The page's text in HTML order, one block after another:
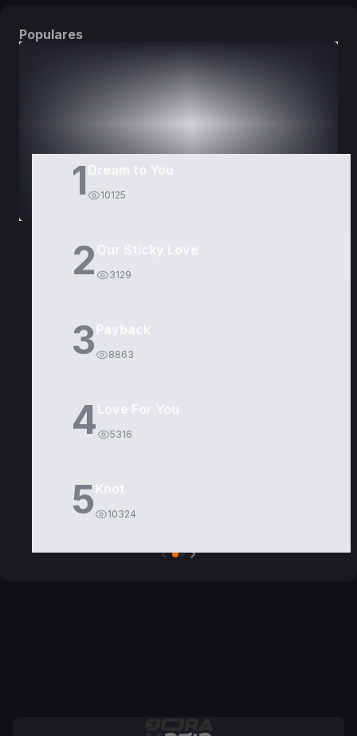
Populares
1 10125
2 3129
3 8863
4 5316
5 10324